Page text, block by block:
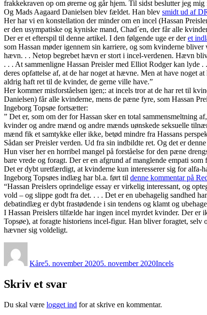
frakkekraven op om ørerne og går hjem. Til sidst beslutter jeg
Og Mads Aagaard Danielsen blev fældet. Han blev smidt ud af
Her har vi en konstellation der minder om en incel (Hassan
er den usympatiske og kyniske mand, Chad´en, der får alle
Der er et efterspil til denne artikel. I den følgende uge er deret
som Hassan møder igennem sin karriere, og som kvinderne
hævn. . . Netop begrebet hævn er stort i incel-verdenen. Hævn
. . . At sammenligne Hassan Preisler med Elliot Rodger kan
deres opfattelse af, at de har noget at hævne. Men at have noget
aldrig haft ret til de kvinder, de gerne ville have.”
Her kommer misforståelsen igen;: at incels tror at de har ret til
Danielsen) får alle kvinderne, mens de pæne fyre, som Hassan
Ingeborg Topsøe fortsætter:
” Det er, som om der for Hassan sker en total
kvinder og andre mænd og andre mænds uønskede seksuelle
mænd fik et samtykke eller ikke, betød mindre fra Hassans
Sådan ser Preisler verden. Ud fra sin indbildte ret. Og det er
Hun viser her en horribel mangel på forståelse for den pæne
bare vrede og foragt. Der er en afgrund af manglende empati
Det er dybt uretfærdigt, at kvinderne kun interesserer sig for alfa-
Ingeborg Topsøes indlæg har bl.a. ført til denne kommentar på
“Hassan Preislers oprindelige essay er virkelig interessant, og
vold – og slippe godt fra det. . . . Det er en ubehagelig sandhed
debatindlæg er dybt frastødende i sin tendens og klamt og
I Hassan Preislers tilfælde har ingen incel myrdet kvinder. Der er
Topsøe), at foragte historiens incel-figur. Han bliver foragtet,
hævner sig voldeligt.
Kåre5. november 20205. november 2020Incels
Skriv et svar
Du skal være logget ind for at skrive en kommentar.